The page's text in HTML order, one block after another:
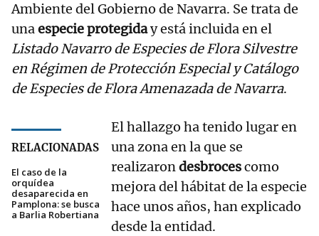
Ambiente del Gobierno de Navarra. Se trata de
unaespecie protegiday está incluida en el
Listado Navarro de Especies de Flora Silvestre
en Régimen de Protección Especial y Catálogo
de Especies de Flora Amenazada de Navarra.
RELACIONADAS
El caso de la
orquídea
desaparecida en
Pamplona: se busca
a Barlia Robertiana
El hallazgo ha tenido lugar en
una zona en la que se
realizarondesbrocescomo
mejora del hábitat de la especie
hace unos años, han explicado
desde la entidad.